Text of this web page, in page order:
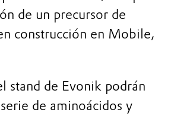
de un precursor de
construcción en Mobile,
stand de Evonik podrán
de aminoácidos y